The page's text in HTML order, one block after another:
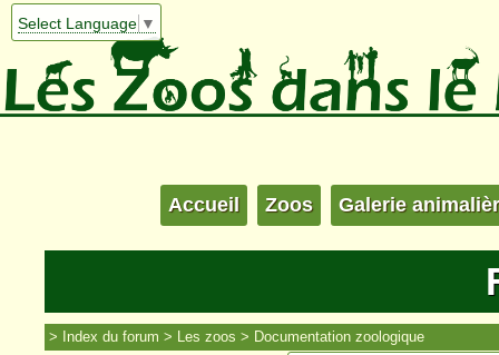
Select Language ▼
Accueil Zoos Galerie
Index du forum Les zoos Documentation zoologique